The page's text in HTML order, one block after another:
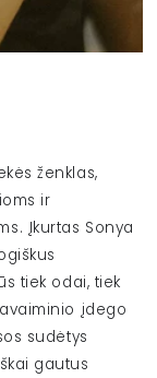
ženklas,
ir
Įkurtas Sonya
tiek odai, tiek
įdego
sudėtys
gautus